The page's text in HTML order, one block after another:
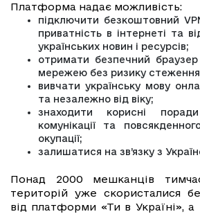
Платформа надає можливість:
підключити безкоштовний
приватність в інтернеті та
українських новин і ресурсів;
отримати безпечний
мережею без ризику
вивчати українську мову
та незалежно від віку;
знаходити корисні
комунікації та
окупації;
залишатися на зв’язку з
Понад 2000 мешканців
територій уже скористалися
від платформи «Ти в Україні», а